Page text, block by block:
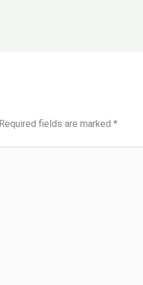
Required fields are marked *